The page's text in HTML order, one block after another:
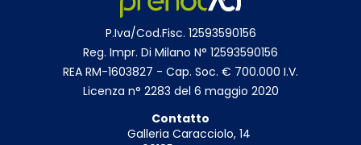
P.Iva/Cod.Fisc. 12593590156
Reg. Impr. Di Milano N° 12593590156
REA RM-1603827 - Cap. Soc. € 700.000 I.V.
Licenza n° 2283 del 6 maggio 2020
Contatto
Galleria Caracciolo, 14